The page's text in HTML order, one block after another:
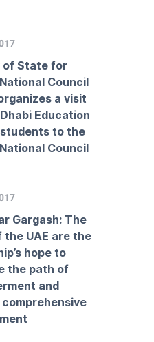
of State for
Council
a visit
Education
to the
Council
Gargash: The
the UAE are the
hope to
the path of
and